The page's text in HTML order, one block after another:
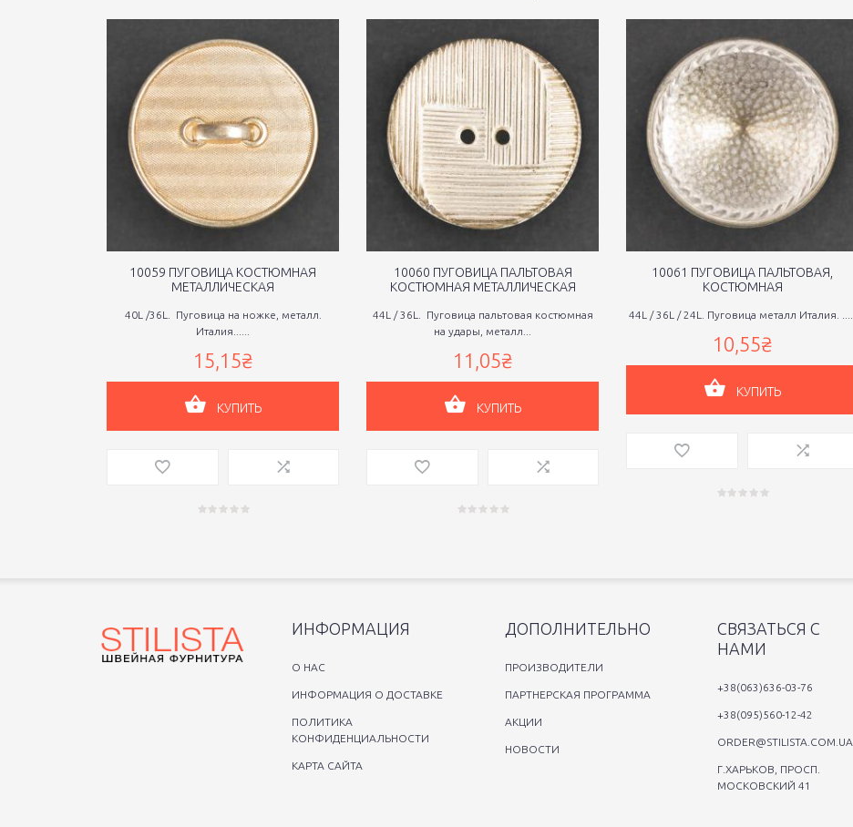
10059 ПУГОВИЦА КОСТЮМНАЯ
МЕТАЛЛИЧЕСКАЯ
40L /36L. Пуговица на ножке, металл.
Италия......
15,15₴
КУПИТЬ
10060 ПУГОВИЦА ПАЛЬТОВАЯ
КОСТЮМНАЯ МЕТАЛЛИЧЕСКАЯ
44L / 36L. Пуговица пальтовая костюмная
на удары, металл...
11,05₴
КУПИТЬ
10061 ПУГОВИЦА ПАЛЬТОВАЯ,
КОСТЮМНАЯ
44L / 36L / 24L. Пуговица металл Италия. .....
10,55₴
КУПИТЬ
ИНФОРМАЦИЯ
O НАС
ИНФОРМАЦИЯ О ДОСТАВКЕ
ПОЛИТИКА
КОНФИДЕНЦИАЛЬНОСТИ
КАРТА САЙТА
ДОПОЛНИТЕЛЬНО
ПРОИЗВОДИТЕЛИ
ПАРТНЕРСКАЯ ПРОГРАММА
АКЦИИ
НОВОСТИ
СВЯЗАТЬСЯ С
НАМИ
+38(063)636-03-76
+38(095)560-12-42
ORDER@STILISTA.COM.UA
Г.ХАРЬКОВ, ПРОСП.
МОСКОВСКИЙ 41